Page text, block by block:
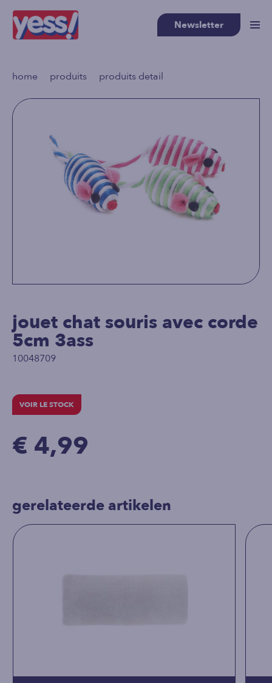
Newsletter
home produits produits detail
jouet chat souris avec corde
5cm 3ass
10048709
VOIR LE STOCK
€ 4,99
gerelateerde artikelen